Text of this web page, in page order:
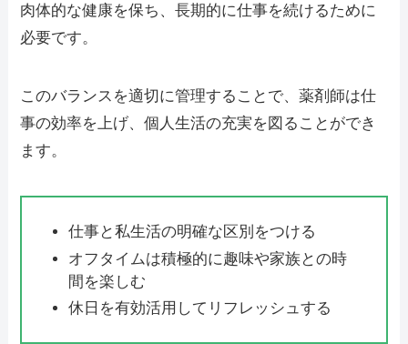
肉体的な健康を保ち、長期的に仕事を続けるために
必要です。
このバランスを適切に管理することで、薬剤師は仕
事の効率を上げ、個人生活の充実を図ることができ
ます。
仕事と私生活の明確な区別をつける
オフタイムは積極的に趣味や家族との時
間を楽しむ
休日を有効活用してリフレッシュする